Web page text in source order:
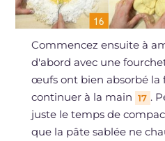
Commencez ensuite à
d'abord avec une
œufs ont bien absorbé la
continuer à la main 17 .
juste le temps de
que la pâte sablée ne